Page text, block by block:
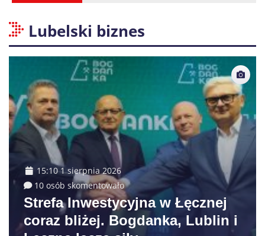
Lubelski biznes
15:10 1 sierpnia 2026
10 osób skomentowało
Strefa Inwestycyjna w Łęcznej
coraz bliżej. Bogdanka, Lublin i